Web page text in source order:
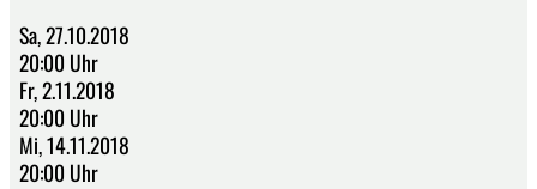
Sa, 27.10.2018
20:00 Uhr
Fr, 2.11.2018
20:00 Uhr
Mi, 14.11.2018
20:00 Uhr